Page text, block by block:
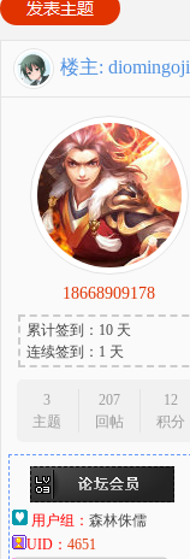
巨
爱
» ›
楼主: diomingoji
18668909178
累计签到：10 天
连续签到：1 天
3
主题
207
回帖
12
积分
用户组： 森林侏儒
UID： 4651